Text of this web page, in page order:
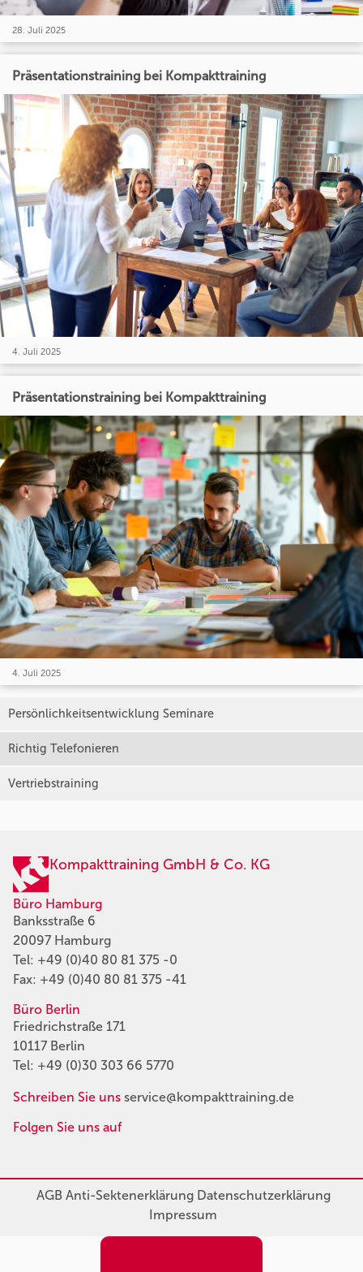
28. Juli 2025
Präsentationstraining bei Kompakttraining
4. Juli 2025
Präsentationstraining bei Kompakttraining
4. Juli 2025
Persönlichkeitsentwicklung Seminare
Richtig Telefonieren
Vertriebstraining
Kompakttraining GmbH & Co. KG
Büro Hamburg
Banksstraße 6
20097 Hamburg
Tel: +49 (0)40 80 81 375 -0
Fax: +49 (0)40 80 81 375 -41
Büro Berlin
Friedrichstraße 171
10117 Berlin
Tel: +49 (0)30 303 66 5770
Schreiben Sie uns service@kompakttraining.de
Folgen Sie uns auf
AGBAnti-SektenerklärungDatenschutzerklärung
Impressum